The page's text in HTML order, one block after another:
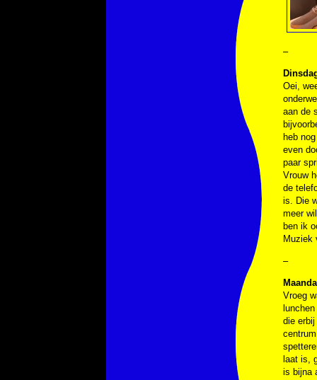
–
Oei,
aan de
heb
even
paar
Vrouw
de
is. Die
meer
ben ik
Muziek
–
Vroeg
die
laat is,
is bijna